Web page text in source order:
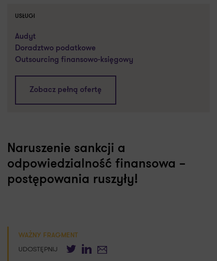
USŁUGI
Audyt
Doradztwo podatkowe
Outsourcing finansowo-księgowy
Zobacz pełną ofertę
Naruszenie sankcji a
odpowiedzialność finansowa –
postępowania ruszyły!
WAŻNY FRAGMENT
UDOSTĘPNIJ TwitterLinkedIn
E-mail